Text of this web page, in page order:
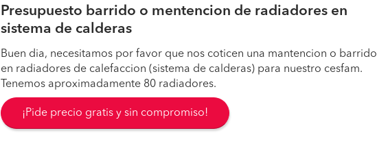
Presupuesto barrido o mentencion de radiadores en
sistema de calderas
Buen dia, necesitamos por favor que nos coticen una mantencion o barrido
en radiadores de calefaccion (sistema de calderas) para nuestro cesfam.
Tenemos aproximadamente 80 radiadores.
¡Pide precio gratis y sin compromiso!